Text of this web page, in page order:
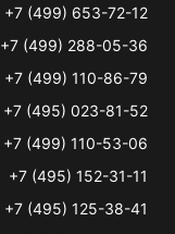
+7 (499) 653-72-12
+7 (499) 288-05-36
+7 (499) 110-86-79
+7 (495) 023-81-52
+7 (499) 110-53-06
+7 (495) 152-31-11
+7 (495) 125-38-41